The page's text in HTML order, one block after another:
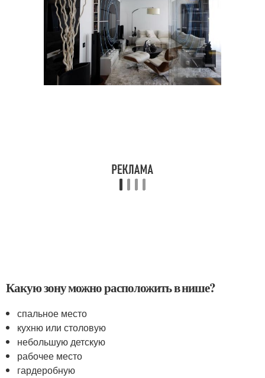
Какую зону можно расположить в нише?
спальное место
кухню или столовую
небольшую детскую
рабочее место
гардеробную